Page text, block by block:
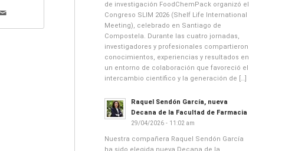
de investigación FoodChemPack organizó el
Congreso SLIM 2026 (Shelf Life International
Meeting), celebrado en Santiago de
Compostela. Durante las cuatro jornadas,
investigadores y profesionales compartieron
conocimientos, experiencias y resultados en
un entorno de colaboración que favoreció el
intercambio científico y la generación de […]
Raquel Sendón García, nueva
Decana de la Facultad de Farmacia
29/04/2026 - 11:02 am
Nuestra compañera Raquel Sendón García